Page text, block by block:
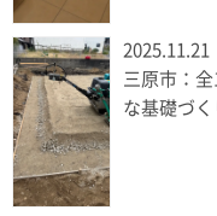
2025.11.21
三原市：
な基礎づく